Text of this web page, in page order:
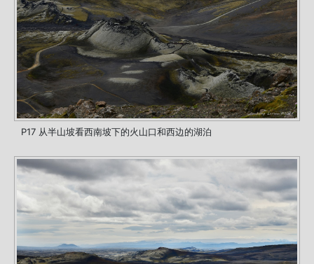
P17 从半山坡看西南坡下的火山口和西边的湖泊